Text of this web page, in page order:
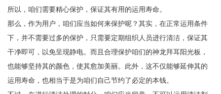
所以，咱们需要精心保护，保证其有用的运用寿命。
那么，作为用户，咱们应当如何来保护呢？其实，在正常运用条件
下，并不需要过多的保护，只需要定期组织人员进行清洁，保证其
干净即可，以免呈现静电。而且合理保护咱们的神龙拜耳阳光板，
也能够坚持其的颜色，使其愈加美丽。此外，这不仅能够延伸其的
运用寿命，也相当于是为咱们自己节约了必定的本钱。